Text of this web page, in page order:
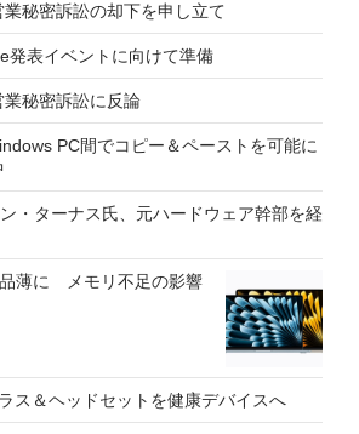
秘密訴訟の却下を申し立て
発表イベントに向けて準備
秘密訴訟に反論
PC間でコピー＆ペーストを可能に
・ターナス氏、元ハードウェア幹部を経
品薄に メモリ不足の影響
ス＆ヘッドセットを健康デバイスへ